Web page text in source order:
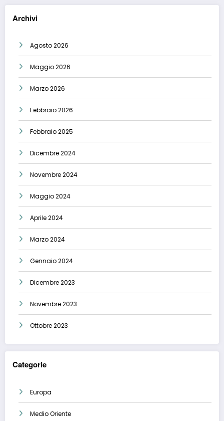
Archivi
Agosto 2026
Maggio 2026
Marzo 2026
Febbraio 2026
Febbraio 2025
Dicembre 2024
Novembre 2024
Maggio 2024
Aprile 2024
Marzo 2024
Gennaio 2024
Dicembre 2023
Novembre 2023
Ottobre 2023
Categorie
Europa
Medio Oriente